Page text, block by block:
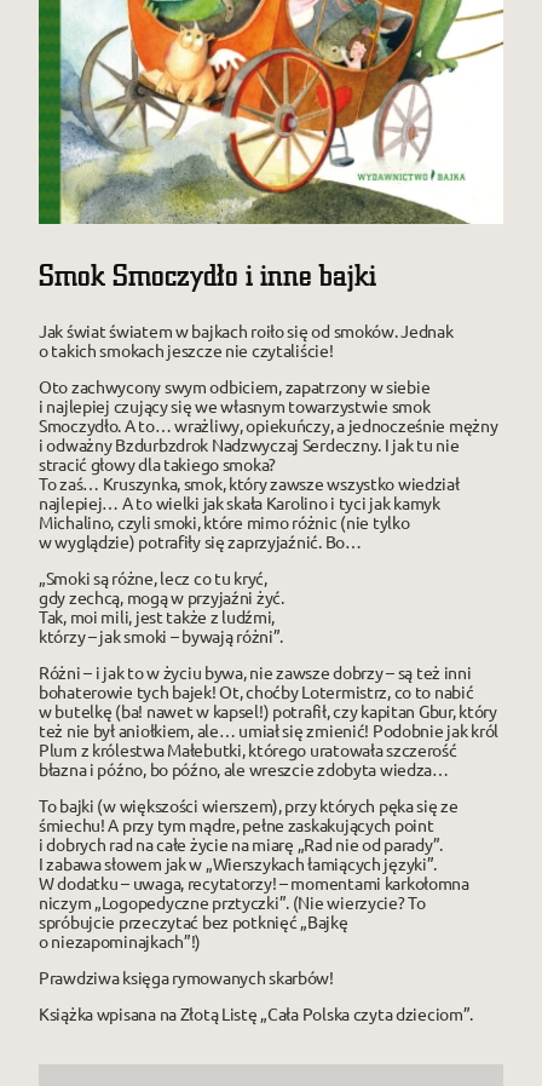
Smok Smoczydło i inne bajki
Jak świat światem w bajkach roiło się od smoków. Jednak
o takich smokach jeszcze nie czytaliście!
Oto zachwycony swym odbiciem, zapatrzony w siebie
i najlepiej czujący się we własnym towarzystwie smok
Smoczydło. A to… wrażliwy, opiekuńczy, a jednocześnie mężny
i odważny Bzdurbzdrok Nadzwyczaj Serdeczny. I jak tu nie
stracić głowy dla takiego smoka?
To zaś… Kruszynka, smok, który zawsze wszystko wiedział
najlepiej… A to wielki jak skała Karolino i tyci jak kamyk
Michalino, czyli smoki, które mimo różnic (nie tylko
w wyglądzie) potrafiły się zaprzyjaźnić. Bo…
„Smoki są różne, lecz co tu kryć,
gdy zechcą, mogą w przyjaźni żyć.
Tak, moi mili, jest także z ludźmi,
którzy – jak smoki – bywają różni”.
Różni – i jak to w życiu bywa, nie zawsze dobrzy – są też inni
bohaterowie tych bajek! Ot, choćby Lotermistrz, co to nabić
w butelkę (ba! nawet w kapsel!) potrafił, czy kapitan Gbur, który
też nie był aniołkiem, ale… umiał się zmienić! Podobnie jak król
Plum z królestwa Małebutki, którego uratowała szczerość
błazna i późno, bo późno, ale wreszcie zdobyta wiedza…
To bajki (w większości wierszem), przy których pęka się ze
śmiechu! A przy tym mądre, pełne zaskakujących point
i dobrych rad na całe życie na miarę „Rad nie od parady”.
I zabawa słowem jak w „Wierszykach łamiących języki”.
W dodatku – uwaga, recytatorzy! – momentami karkołomna
niczym „Logopedyczne prztyczki”. (Nie wierzycie? To
spróbujcie przeczytać bez potknięć „Bajkę
o niezapominajkach”!)
Prawdziwa księga rymowanych skarbów!
Książka wpisana na Złotą Listę „Cała Polska czyta dzieciom”.